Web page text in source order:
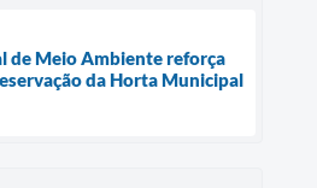
de Meio Ambiente reforça
da Horta Municipal